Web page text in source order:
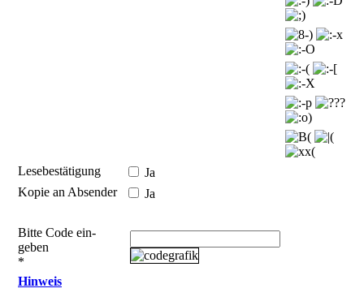
Lesebestätigung
Ja
Kopie an Absender
Ja
Bitte Code ein­
geben
*
Hinweis